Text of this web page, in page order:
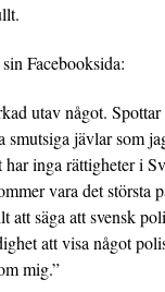
Facebooksida:
utav något.
smutsiga jävlar som
inga rättigheter i
vara det största
att säga att svensk
att visa något
mig.”